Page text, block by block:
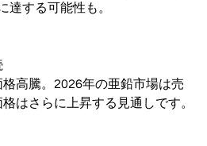
達する可能性も。
高騰。2026年の亜鉛市場は売
はさらに上昇する見通しです。